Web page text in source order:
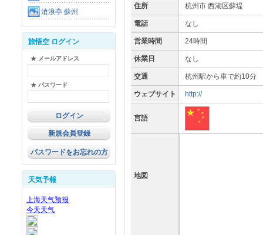
滄浪亭 蘇州
旅悟空 ログイン
★ メールアドレス
★ パスワード
新規会員登録
パスワードをお忘れの方
天気予報
住所 杭州市 西湖区蘇堤
電話 なし
営業時間 24時間
休業日 なし
交通 杭州駅から車で約10分
ウェブサイト http://
言語
地図